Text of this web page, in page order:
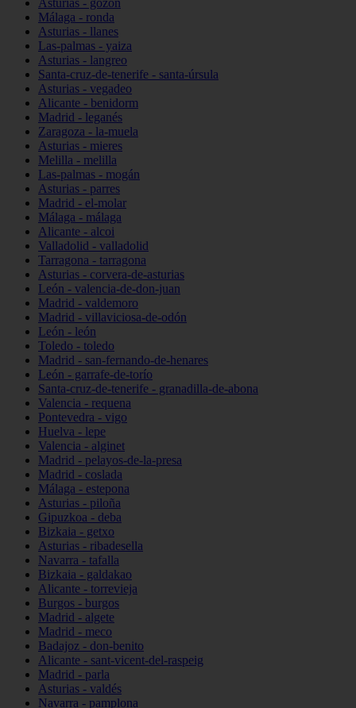
Asturias - gozón
Málaga - ronda
Asturias - llanes
Las-palmas - yaiza
Asturias - langreo
Santa-cruz-de-tenerife - santa-úrsula
Asturias - vegadeo
Alicante - benidorm
Madrid - leganés
Zaragoza - la-muela
Asturias - mieres
Melilla - melilla
Las-palmas - mogán
Asturias - parres
Madrid - el-molar
Málaga - málaga
Alicante - alcoi
Valladolid - valladolid
Tarragona - tarragona
Asturias - corvera-de-asturias
León - valencia-de-don-juan
Madrid - valdemoro
Madrid - villaviciosa-de-odón
León - león
Toledo - toledo
Madrid - san-fernando-de-henares
León - garrafe-de-torío
Santa-cruz-de-tenerife - granadilla-de-abona
Valencia - requena
Pontevedra - vigo
Huelva - lepe
Valencia - alginet
Madrid - pelayos-de-la-presa
Madrid - coslada
Málaga - estepona
Asturias - piloña
Gipuzkoa - deba
Bizkaia - getxo
Asturias - ribadesella
Navarra - tafalla
Bizkaia - galdakao
Alicante - torrevieja
Burgos - burgos
Madrid - algete
Madrid - meco
Badajoz - don-benito
Alicante - sant-vicent-del-raspeig
Madrid - parla
Asturias - valdés
Navarra - pamplona